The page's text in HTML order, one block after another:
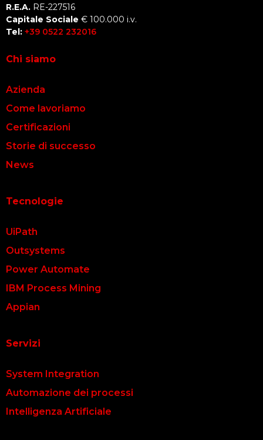
R.E.A. RE-227516
Capitale Sociale € 100.000 i.v.
Tel: +39 0522 232016
Chi siamo
Azienda
Come lavoriamo
Certificazioni
Storie di successo
News
Tecnologie
UiPath
Outsystems
Power Automate
IBM Process Mining
Appian
Servizi
System Integration
Automazione dei processi
Intelligenza Artificiale